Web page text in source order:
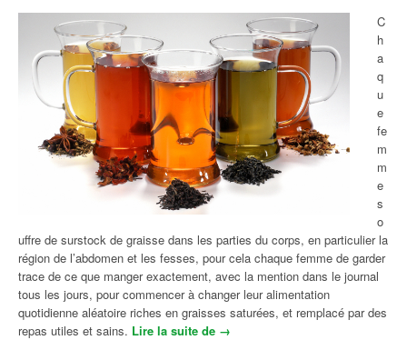
C
h
a
q
u
e
fe
m
m
e
s
o
uffre de surstock de graisse dans les parties du corps, en particulier la
région de l’abdomen et les fesses, pour cela chaque femme de garder
trace de ce que manger exactement, avec la mention dans le journal
tous les jours, pour commencer à changer leur alimentation
quotidienne aléatoire riches en graisses saturées, et remplacé par des
repas utiles et sains. Lire la suite de « Boissons chaudes pour réduire
→